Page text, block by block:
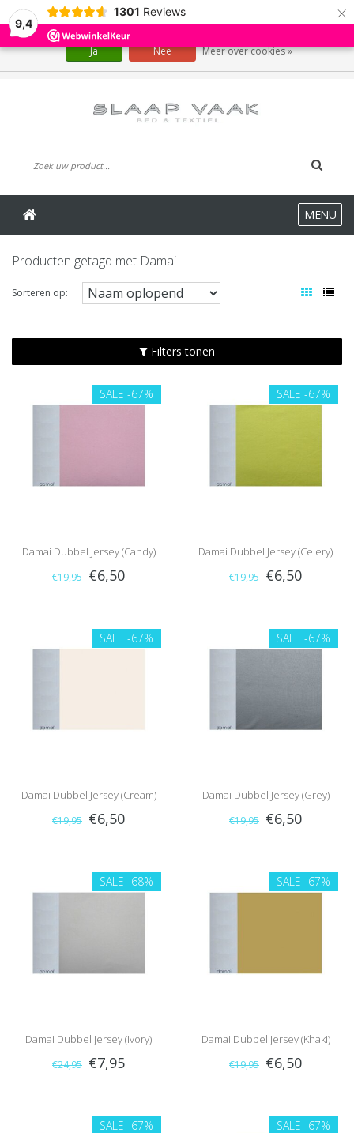
9,4
1301 Reviews ×
MENU
Producten getagd met Damai
Sorteren op:
Filters tonen
SALE -67%
Damai Dubbel Jersey (Candy)
€19,95 €6,50
SALE -67%
Damai Dubbel Jersey (Celery)
€19,95 €6,50
SALE -67%
Damai Dubbel Jersey (Cream)
€19,95 €6,50
SALE -67%
Damai Dubbel Jersey (Grey)
€19,95 €6,50
SALE -68%
Damai Dubbel Jersey (Ivory)
€24,95 €7,95
SALE -67%
Damai Dubbel Jersey (Khaki)
€19,95 €6,50
SALE -67% SALE -67%
Wij slaan cookies op om onze website te verbeteren. Is dat akkoord?
Ja Nee Meer over cookies »